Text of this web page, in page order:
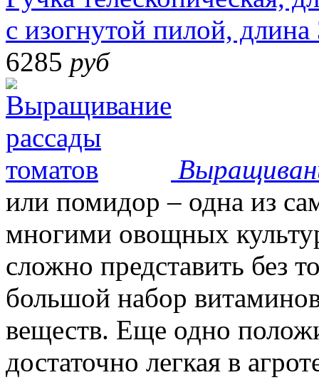
с изогнутой пилой,
6285 руб
или помидор – одна из
многими овощных
сложно представить без
большой набор
веществ. Еще одно
достаточно легкая в